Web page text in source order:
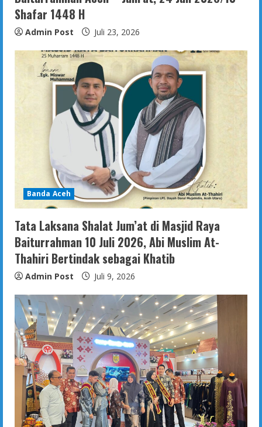
Shafar 1448 H
Admin Post Juli 23, 2026
Banda Aceh
Tata Laksana Shalat Jum’at di Masjid Raya
Baiturrahman 10 Juli 2026, Abi Muslim At-
Thahiri Bertindak sebagai Khatib
Admin Post Juli 9, 2026